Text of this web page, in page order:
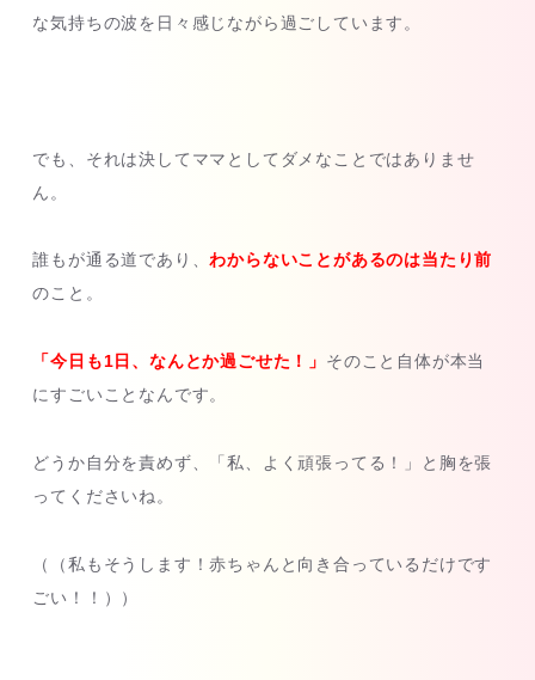
な気持ちの波を日々感じながら過ごしています。
でも、それは決してママとしてダメなことではありませ
ん。
誰もが通る道であり、わからないことがあるのは当たり前
のこと。
「今日も1日、なんとか過ごせた！」 そのこと自体が本当
にすごいことなんです。
どうか自分を責めず、「私、よく頑張ってる！」と胸を張
ってくださいね。
（（私もそうします！赤ちゃんと向き合っているだけです
ごい！！））